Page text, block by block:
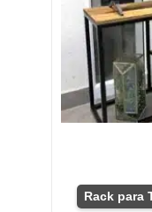
Rack para